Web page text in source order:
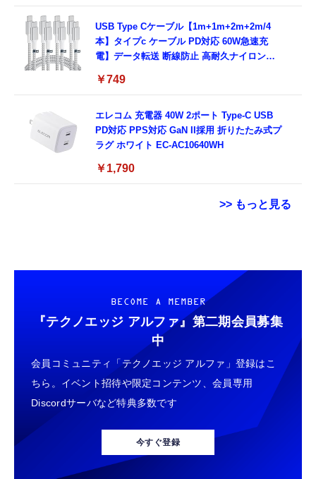
USB Type Cケーブル【1m+1m+2m+2m/4
本】タイプc ケーブル PD対応 60W急速充
電】データ転送 断線防止 高耐久ナイロン
MacBook、iPad Pro/Air、Galaxy、Sony、
￥749
エレコム 充電器 40W 2ポート Type-C USB
PD対応 PPS対応 GaN II採用 折りたたみ式プ
ラグ ホワイト EC-AC10640WH
￥1,790
>> もっと見る
【整備済み品】 Earth Dreams内蔵 HDD 1TB
3.5インチ NAS丶パソコンPC丶サーバー対応
ハードディスク 保証1年
￥5,480
【整備済み品】エイチピー ProDisplay P224
モニター 21.5インチ IPS フルHD｜
HDMI/DisplayPort/VGA｜5ms 応答｜ブルー
ライトカット & フリッカーフリー｜VESA 対
￥8,520
界 耐久性と のある金属ボディ 安定感のある
iPhone/Android多機種対応 ライブ コンサー
ト スポーツ観戦 バードウォッチング 旅行
￥3,579
HDMIミラーキャスト【2026年・高性能チッ
プ搭載】4K/1080P対応 スマホ画面をテレビ
に映す ミラーリング接続
iPhone/Android/Windows/Mac OS対応 モー
ド切替不要 簡単セットアップ アプリ互換性あ
り YouTube視聴可能 大画面で楽しめる 日本
￥2,088
プロジェクター 家庭用 小型 ぷろじえくたー
Android TV 14.0搭載 HiFiスピーカー内蔵 天
井 静音 0.5M短距離投影 WiFi6 Bluetooth5.4
350"大画面 自動台形補正 ホームシアター
【 詰め替え用 】ネスカフェ ゴールドブレン
ド カフェインレス エコ&システムパック
60g×2本(60杯分),ブラックコーヒー,インスタ
ント
￥1,669
AGF ブレンディ マイボトルスティック すっ
きりアセロラ＆ビタミンC 6本 【 水分補給応
援 】【 水筒用 】 (× 2)
￥428
BECOME A MEMBER
『テクノエッジ アルファ』 第二期会員募集
中
会員コミュニティ「テクノエッジ アルファ」登録はこ
ちら。イベント招待や限定コンテンツ、会員専用
Discordサーバなど特典多数です
今すぐ登録